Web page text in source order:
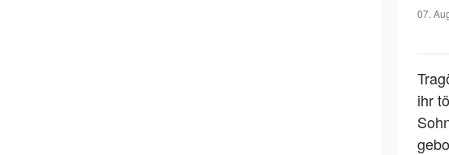
07.
ihr